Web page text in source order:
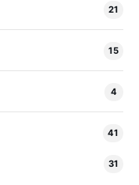
21
15
4
41
31